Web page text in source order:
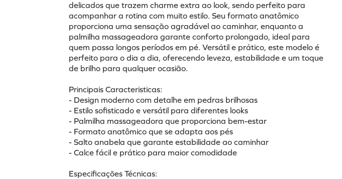
delicados que trazem charme extra ao look, sendo perfeito para
acompanhar a rotina com muito estilo. Seu formato anatômico
proporciona uma sensação agradável ao caminhar, enquanto a
palmilha massageadora garante conforto prolongado, ideal para
quem passa longos períodos em pé. Versátil e prático, este modelo é
perfeito para o dia a dia, oferecendo leveza, estabilidade e um toque
de brilho para qualquer ocasião.
Principais Caracteristicas:
- Design moderno com detalhe em pedras brilhosas
- Estilo sofisticado e versátil para diferentes looks
- Palmilha massageadora que proporciona bem-estar
- Formato anatômico que se adapta aos pés
- Salto anabela que garante estabilidade ao caminhar
- Calce fácil e prático para maior comodidade
Especificações Técnicas: